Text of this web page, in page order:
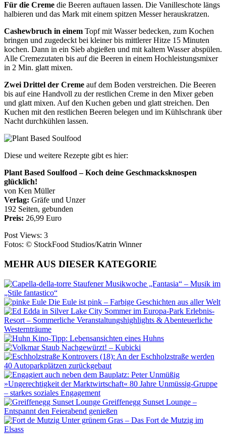
Für die Creme die Beeren auftauen lassen. Die Vanilleschote längs
halbieren und das Mark mit einem spitzen Messer herauskratzen.
Cashewbruch in einem Topf mit Wasser bedecken, zum Kochen
bringen und zugedeckt bei kleiner bis mittlerer Hitze 15 Minuten
kochen. Dann in ein Sieb abgießen und mit kaltem Wasser abspülen.
Alle Cremezutaten bis auf die Beeren in einem Hochleistungsmixer
in 2 Min. glatt mixen.
Zwei Drittel der Creme auf dem Boden verstreichen. Die Beeren
bis auf eine Handvoll zu der restlichen Creme in den Mixer geben
und glatt mixen. Auf den Kuchen geben und glatt streichen. Den
Kuchen mit den restlichen Beeren belegen und im Kühlschrank über
Nacht durchkühlen lassen.
Diese und weitere Rezepte gibt es hier:
Plant Based Soulfood– Koch deine Geschmacksknospen
glücklich!
von Ken Müller
Verlag: Gräfe und Unzer
192 Seiten, gebunden
Preis: 26,99 Euro
Post Views: 3
Fotos: © StockFood Studios/Katrin Winner
MEHR AUS DIESER KATEGORIE
Staufener Musikwoche „Fantasia“ – Musik im
„Stile fantastico“
Die Eule ist pink – Farbige Geschichten aus aller Welt
Sommer im Europa-Park Erlebnis-
Resort – Sommerliche Veranstaltungshighlights & Abenteuerliche
Westernträume
Kino-Tipp: Lebensansichten eines Huhns
Nachgewürzt! – Kubicki
Kontrovers (18): An der Eschholzstraße werden
40 Autoparkplätzen zurückgebaut
»Ungerechtigkeit der Marktwirtschaft« 80 Jahre Unmüssig-Gruppe
– starkes soziales Engagement
Greiffenegg Sunset Lounge –
Entspannt den Feierabend genießen
Unter grünem Gras – Das Fort de Mutzig im
Elsass